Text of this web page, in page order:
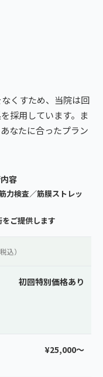
くすため、当院は回
採用しています。ま
なたに合ったプラン
容
力検査／筋膜ストレッ
ご提供します
込）
初回特別価格あり
¥25,000〜